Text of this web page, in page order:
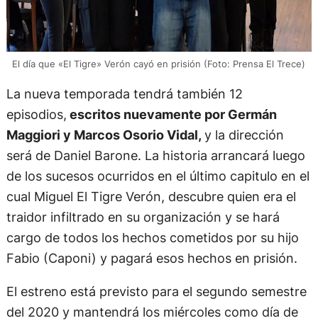
El día que «El Tigre» Verón cayó en prisión (Foto: Prensa El Trece)
La nueva temporada tendrá también 12
episodios, escritos nuevamente por Germán
Maggiori y Marcos Osorio Vidal, y la dirección
será de Daniel Barone. La historia arrancará luego
de los sucesos ocurridos en el último capitulo en el
cual Miguel El Tigre Verón, descubre quien era el
traidor infiltrado en su organización y se hará
cargo de todos los hechos cometidos por su hijo
Fabio (Caponi) y pagará esos hechos en prisión.
El estreno está previsto para el segundo semestre
del 2020 y mantendrá los miércoles como día de